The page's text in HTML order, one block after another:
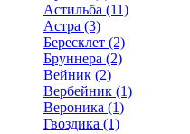
Астильба (11)
Астра (3)
Бересклет (2)
Бруннера (2)
Вейник (2)
Вербейник (1)
Вероника (1)
Гвоздика (1)